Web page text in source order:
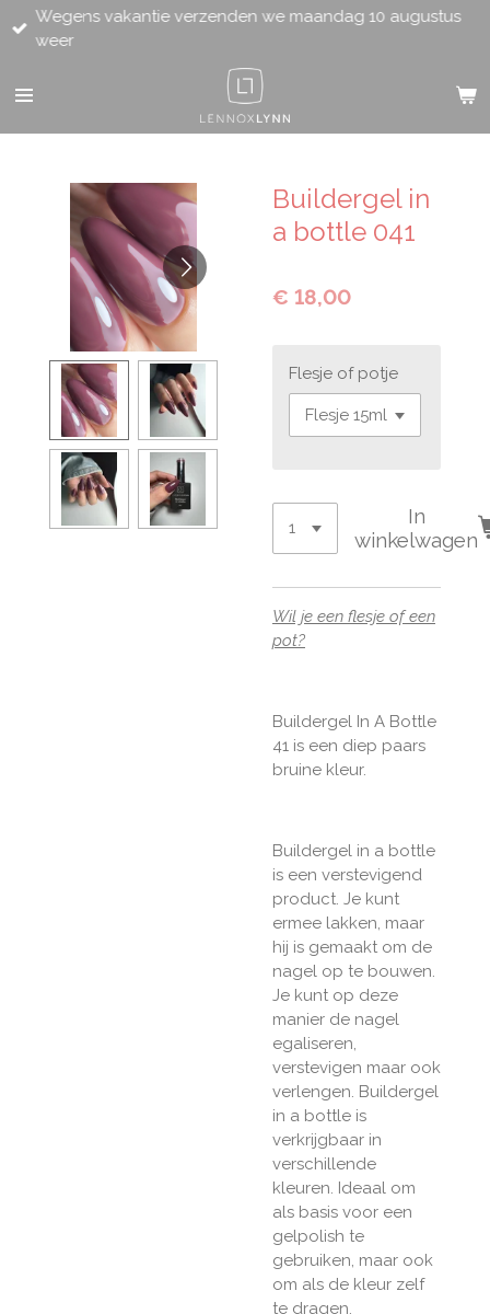
Ga
direct
de
Wegens vakantie verzenden we maandag 10 augustus
weer
Buildergel in
a bottle 041
€ 18,00
Flesje of potje
In
winkelwagen
Wil je een flesje of een
pot?
Buildergel In A Bottle
41 is een diep paars
bruine kleur.
Buildergel in a bottle
is een verstevigend
product. Je kunt
ermee lakken, maar
hij is gemaakt om de
nagel op te bouwen.
Je kunt op deze
manier de nagel
egaliseren,
verstevigen maar ook
verlengen. Buildergel
in a bottle is
verkrijgbaar in
verschillende
kleuren. Ideaal om
als basis voor een
gelpolish te
gebruiken, maar ook
om als de kleur zelf
te dragen.